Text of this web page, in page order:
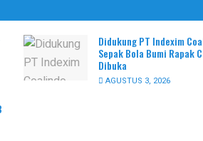
Didukung PT Indexim
Sepak Bola Bumi Rapak
Dibuka
AGUSTUS 3, 2026